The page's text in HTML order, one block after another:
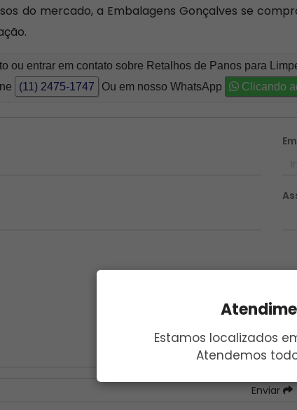
Estamos localizados
Atendemos
do mercado, a Embalagens Gonçalves se
ou entrar em contato sobre Retalhos de Panos para
(11) 2475-1747 Ou em nosso WhatsApp Clicando
Enviar